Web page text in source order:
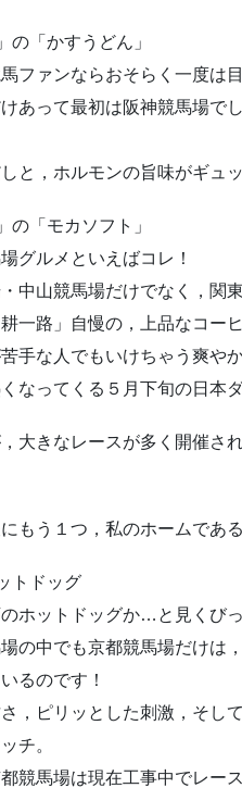
の「かすうどん」
ファンならおそらく一度は
あって最初は阪神競馬場で
と，ホルモンの旨味がギュ
の「モカソフト」
グルメといえばコレ！
中山競馬場だけでなく，関
一路」自慢の，上品なコー
手な人でもいけちゃう爽や
なってくる５月下旬の日本
大きなレースが多く開催さ
もう１つ，私のホームであ
トドッグ
ホットドッグか…と見くびっ
の中でも京都競馬場だけは
るのです！
，ピリッとした刺激，そし
チ。
競馬場は現在工事中でレー